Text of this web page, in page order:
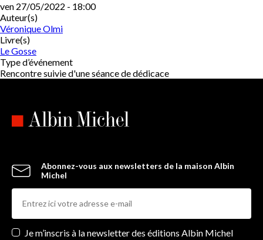
ven 27/05/2022 - 18:00
Auteur(s)
Véronique Olmi
Livre(s)
Le Gosse
Type d’événement
Rencontre suivie d'une séance de dédicace
Abonnez-vous aux newsletters de la maison Albin
Michel
Newsletters
Je m’inscris à la newsletter des éditions Albin Michel